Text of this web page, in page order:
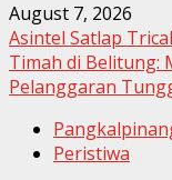
August 7, 2026
Asintel Satlap
Timah di Belitung:
Pelanggaran
Peristiwa